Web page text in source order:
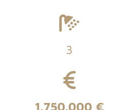
3
1.750.000 €